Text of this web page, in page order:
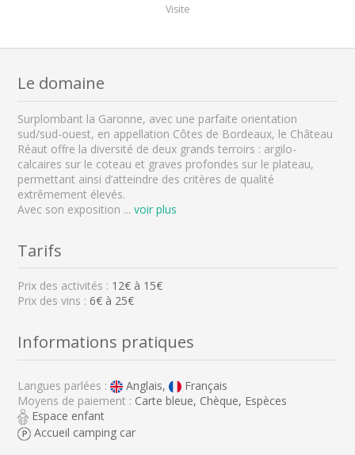
Visite
Le domaine
Surplombant la Garonne, avec une parfaite orientation
sud/sud-ouest, en appellation Côtes de Bordeaux, le Château
Réaut offre la diversité de deux grands terroirs : argilo-
calcaires sur le coteau et graves profondes sur le plateau,
permettant ainsi d’atteindre des critères de qualité
extrêmement élevés.
Avec son exposition ... voir plus
Tarifs
Prix des activités : 12€ à 15€
Prix des vins : 6€ à 25€
Informations pratiques
Langues parlées : Anglais,
Français
Moyens de paiement : Carte bleue, Chèque, Espèces
Espace enfant
Accueil camping car